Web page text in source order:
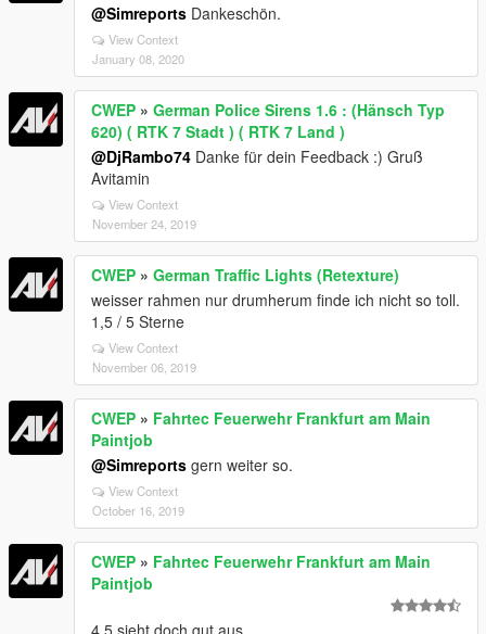
@Simreports Dankeschön.
View Context
January 08, 2020
CWEP » German Police Sirens 1.6 : (Hänsch Typ
620) ( RTK 7 Stadt ) ( RTK 7 Land )
@DjRambo74 Danke für dein Feedback :) Gruß
Avitamin
View Context
November 24, 2019
CWEP » German Traffic Lights (Retexture)
weisser rahmen nur drumherum finde ich nicht so toll.
1,5 / 5 Sterne
View Context
November 06, 2019
CWEP » Fahrtec Feuerwehr Frankfurt am Main
Paintjob
@Simreports gern weiter so.
View Context
October 16, 2019
CWEP » Fahrtec Feuerwehr Frankfurt am Main
Paintjob
4.5 sieht doch gut aus.